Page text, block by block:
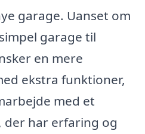
garage. Uanset om
garage til
en mere
ekstra funktioner,
med et
har erfaring og